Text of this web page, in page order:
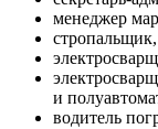
менеджер
стропальщик,
и
водитель